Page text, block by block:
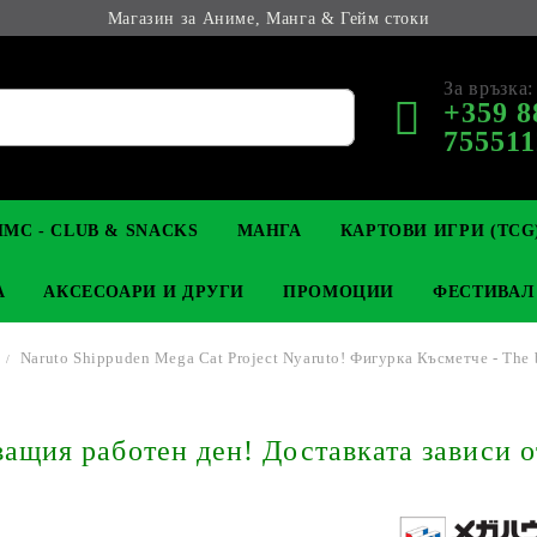
Магазин за Аниме, Манга & Гейм стоки
За връзка:
+359
КОЛЕКЦИОНЕРСКИ
YU-GI-OH! TCG
- CLUB & SNACKS МАНГА
LIGHT NOVEL
КАРТОВИ ИГРИ
MAGIC: THE GATHERING
АНИМЕ ФИГУРКИ
АКСЕСОАРИ И ДРУГИ
КЛЮЧОДЪРЖАТЕЛИ
ПРОМОЦИИ
Naruto Shippuden Mega Cat Project Nyaruto! Фигурка Късметче - The
работен ден! Доставката зависи